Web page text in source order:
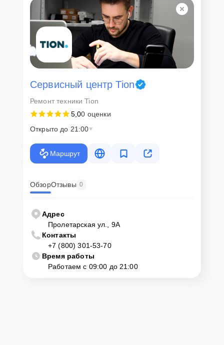
Сервисный центр Tion
Ремонт техники Tion
5,00 оценки
Открыто до 21:00
Маршрут
ОбзорОтзывы 0
Адрес
Пролетарская ул., 9А
Контакты
+7 (800) 301-53-70
Время работы
Работаем с 09:00 до 21:00